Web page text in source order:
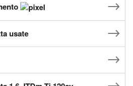
usate